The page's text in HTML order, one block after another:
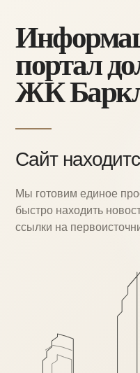
портал
ЖК
Сайт
Мы готовим единое
быстро находить
ссылки на